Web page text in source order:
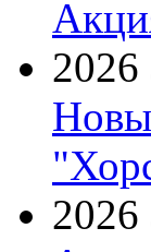
2026
2026